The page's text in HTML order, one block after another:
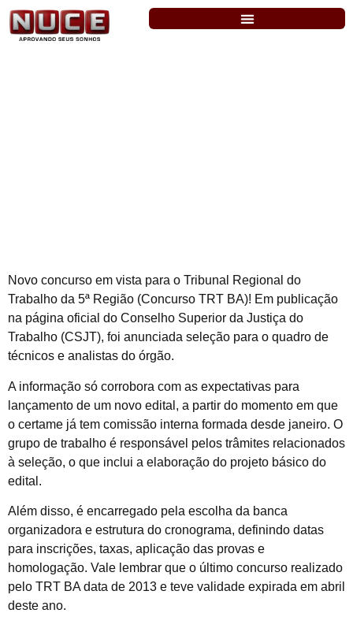
Novo concurso em vista para o Tribunal Regional do
Trabalho da 5ª Região (Concurso TRT BA)! Em publicação
na página oficial do Conselho Superior da Justiça do
Trabalho (CSJT), foi anunciada seleção para o quadro de
técnicos e analistas do órgão.
A informação só corrobora com as expectativas para
lançamento de um novo edital, a partir do momento em que
o certame já tem comissão interna formada desde janeiro. O
grupo de trabalho é responsável pelos trâmites relacionados
à seleção, o que inclui a elaboração do projeto básico do
edital.
Além disso, é encarregado pela escolha da banca
organizadora e estrutura do cronograma, definindo datas
para inscrições, taxas, aplicação das provas e
homologação. Vale lembrar que o último concurso realizado
pelo TRT BA data de 2013 e teve validade expirada em abril
deste ano.